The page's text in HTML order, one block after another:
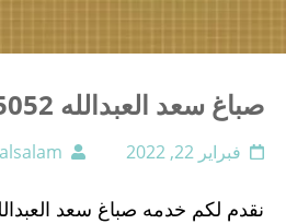
صباغ سعد العبدالله 66405052 صباغ تركيب باركيه و سيراميك و ورق جدران
فبراير 22, 2022
نقدم لكم خدمه صباغ سعد